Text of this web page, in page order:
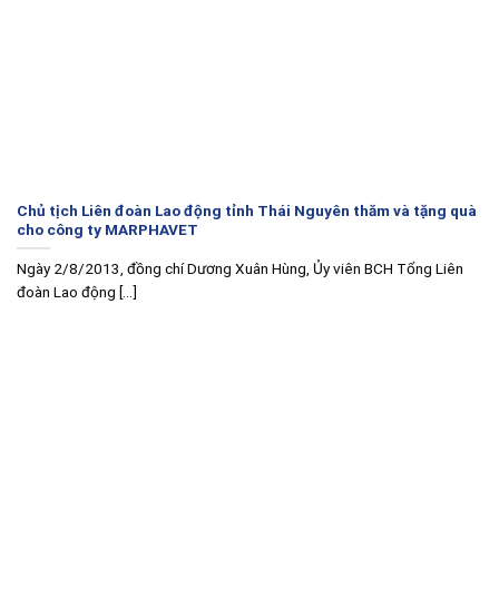
Chủ tịch Liên đoàn Lao động tỉnh Thái Nguyên thăm và tặng quà
cho công ty MARPHAVET
Ngày 2/8/2013, đồng chí Dương Xuân Hùng, Ủy viên BCH Tổng Liên
đoàn Lao động [...]